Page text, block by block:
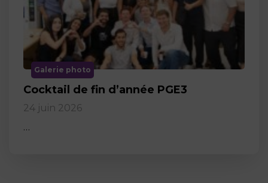
Galerie photo
Cocktail de fin d’année PGE3
24 juin 2026
…